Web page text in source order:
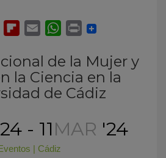
de la Mujer y
la Ciencia en la
de Cádiz
- 11MAR '24
| Cádiz